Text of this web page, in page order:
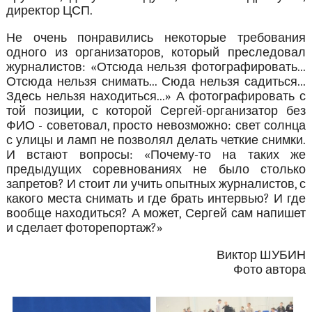
директор ЦСП.
Не очень понравились некоторые требования
одного из организаторов, который преследовал
журналистов: «Отсюда нельзя фотографировать...
Отсюда нельзя снимать... Сюда нельзя садиться...
Здесь нельзя находиться...» А фотографировать с
той позиции, с которой Сергей-организатор без
ФИО - советовал, просто невозможно: свет солнца
с улицы и ламп не позволял делать четкие снимки.
И встают вопросы: «Почему-то на таких же
предыдущих соревнованиях не было столько
запретов? И стоит ли учить опытных журналистов, с
какого места снимать и где брать интервью? И где
вообще находиться? А может, Сергей сам напишет
и сделает фоторепортаж?»
Виктор ШУБИН
Фото автора